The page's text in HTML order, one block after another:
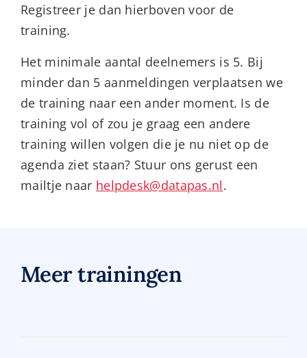
Registreer je dan hierboven voor de
training.
Het minimale aantal deelnemers is 5. Bij
minder dan 5 aanmeldingen verplaatsen we
de training naar een ander moment. Is de
training vol of zou je graag een andere
training willen volgen die je nu niet op de
agenda ziet staan? Stuur ons gerust een
mailtje naar helpdesk@datapas.nl.
Meer trainingen